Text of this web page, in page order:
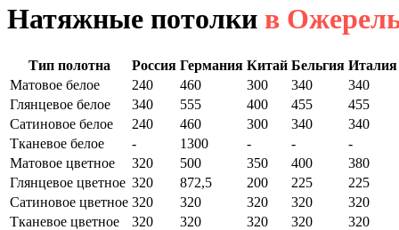
Натяжные потолки в
Тип полотна Россия Германия Китай Бельгия Италия
Матовое белое
240 460 300 340
340
Глянцевое белое
340 555 400 455
455
Сатиновое белое
240 460 300 340
340
Тканевое белое
- 1300 - -
-
Матовое цветное
320 500 350 400
380
Глянцевое цветное 320 872,5 200 225
225
Сатиновое цветное 320 320 320 320
320
Тканевое цветное
320 320 320 320
320